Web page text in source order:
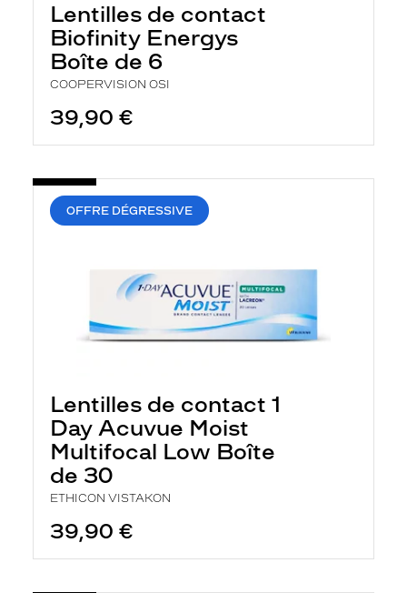
Lentilles de contact
Biofinity Energys
Boîte de 6
COOPERVISION OSI
39,90 €
OFFRE DÉGRESSIVE
Lentilles de contact 1
Day Acuvue Moist
Multifocal Low Boîte
de 30
ETHICON VISTAKON
39,90 €